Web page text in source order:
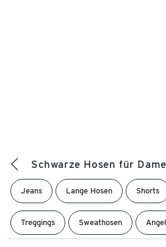
Schwarze Hosen für
Jeans Lange Hosen Shorts
Treggings Sweathosen